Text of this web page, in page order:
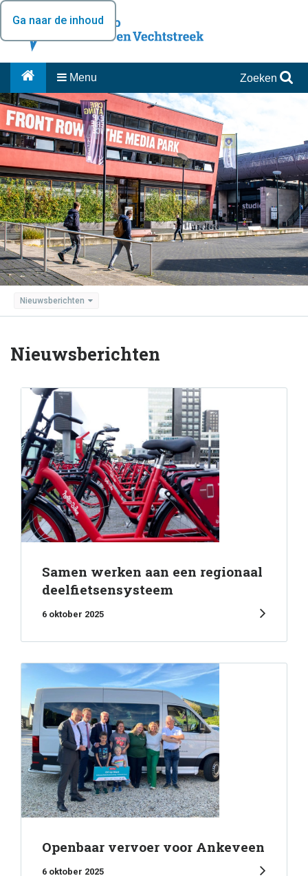
Ga naar de inhoud
Menu Zoeken
Nieuwsberichten
Nieuwsberichten
Samen werken aan een regionaal
deelfietsensysteem
6 oktober 2025
Openbaar vervoer voor Ankeveen
6 oktober 2025